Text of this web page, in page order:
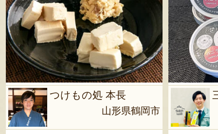
つけもの処 本長
山形県鶴岡市